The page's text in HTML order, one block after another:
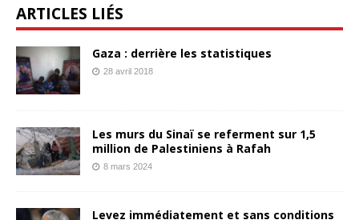
ARTICLES LIÉS
Gaza : derrière les statistiques
28 avril 2018
Les murs du Sinaï se referment sur 1,5
million de Palestiniens à Rafah
8 mars 2024
Levez immédiatement et sans conditions